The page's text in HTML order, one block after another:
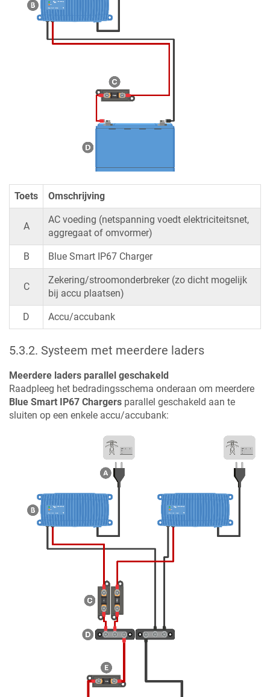
Toets Omschrijving
A
AC voeding (netspanning voedt elektriciteitsnet,
aggregaat of omvormer)
B Blue Smart IP67 Charger
C
Zekering/stroomonderbreker (zo dicht mogelijk
bij accu plaatsen)
D Accu/accubank
5.3.2. Systeem met meerdere laders
Meerdere laders parallel geschakeld
Raadpleeg het bedradingsschema onderaan om meerdere
Blue Smart IP67 Chargers parallel geschakeld aan te
sluiten op een enkele accu/accubank: